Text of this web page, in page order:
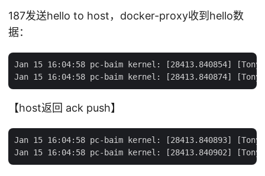
187发送hello to host，docker-proxy收到hello数
据：
Jan 15 16:04:58 pc-baim kernel: [28413.840854] [TonyBai]-
【host返回 ack push】
Jan 15 16:04:58 pc-baim kernel: [28413.840893] [TonyBai]-